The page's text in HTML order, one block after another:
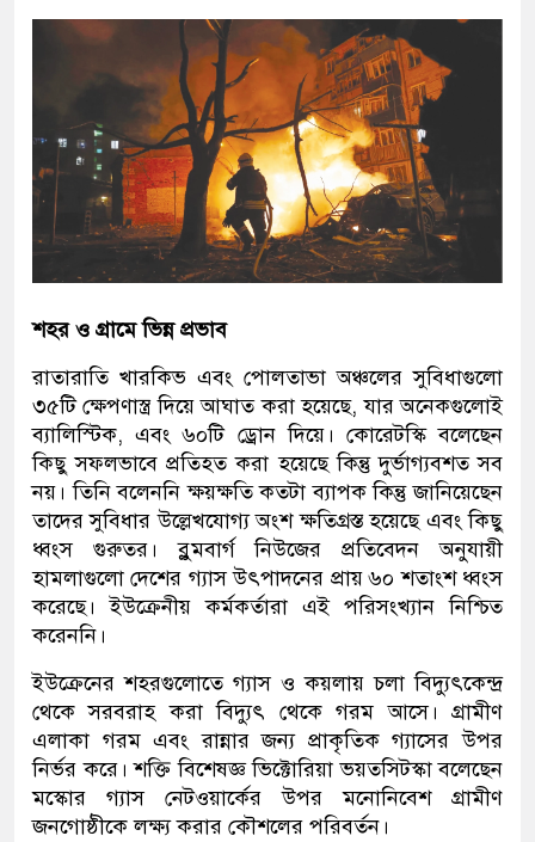
শহর ও গ্রামে ভিন্ন প্রভাব
রাতারাতি খারকিভ এবং পোলতাভা অঞ্চলের সুবিধাগুলো
৩৫টি ক্ষেপণাস্ত্র দিয়ে আঘাত করা হয়েছে, যার অনেকগুলোই
ব্যালিস্টিক, এবং ৬০টি ড্রোন দিয়ে। কোরেটস্কি বলেছেন
কিছু সফলভাবে প্রতিহত করা হয়েছে কিন্তু দুর্ভাগ্যবশত সব
নয়। তিনি বলেননি ক্ষয়ক্ষতি কতটা ব্যাপক কিন্তু জানিয়েছেন
তাদের সুবিধার উল্লেখযোগ্য অংশ ক্ষতিগ্রস্ত হয়েছে এবং কিছু
ধ্বংস গুরুতর। ব্লুমবার্গ নিউজের প্রতিবেদন অনুযায়ী
হামলাগুলো দেশের গ্যাস উৎপাদনের প্রায় ৬০ শতাংশ ধ্বংস
করেছে। ইউক্রেনীয় কর্মকর্তারা এই পরিসংখ্যান নিশ্চিত
করেননি।
ইউক্রেনের শহরগুলোতে গ্যাস ও কয়লায় চলা বিদ্যুৎকেন্দ্র
থেকে সরবরাহ করা বিদ্যুৎ থেকে গরম আসে। গ্রামীণ
এলাকা গরম এবং রান্নার জন্য প্রাকৃতিক গ্যাসের উপর
নির্ভর করে। শক্তি বিশেষজ্ঞ ভিক্টোরিয়া ভয়তসিটস্কা বলেছেন
মস্কোর গ্যাস নেটওয়ার্কের উপর মনোনিবেশ গ্রামীণ
জনগোষ্ঠীকে লক্ষ্য করার কৌশলের পরিবর্তন।